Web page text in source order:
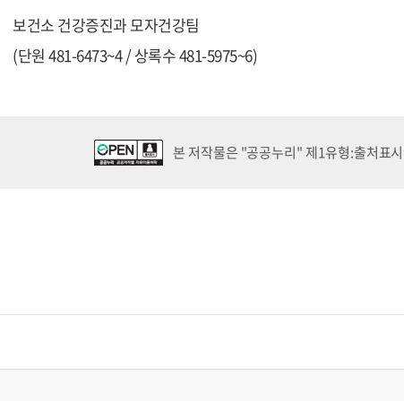
보건소 건강증진과 모자건강팀
(단원 481-6473~4 / 상록수 481-5975~6)
본 저작물은 "공공누리" 제1유형:출처표